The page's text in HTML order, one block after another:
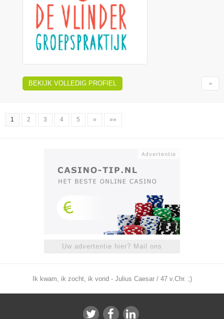
BEKIJK VOLLEDIG PROFIEL
1 2 3 4 5 » »»
Uw advertentie hier? Mail ons
Ik kwam, ik zocht, ik vond - Julius Caesar / 47 v.Chr. ;)